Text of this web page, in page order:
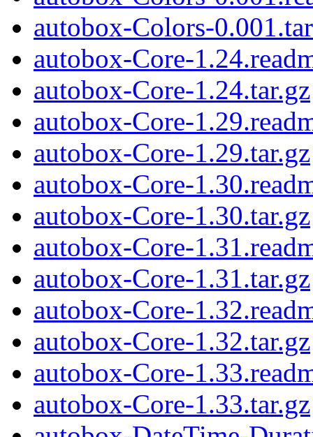
autobox-Colors-
autobox-Core-
autobox-Core-1.24.tar.gz
autobox-Core-
autobox-Core-1.29.tar.gz
autobox-Core-
autobox-Core-1.30.tar.gz
autobox-Core-
autobox-Core-1.31.tar.gz
autobox-Core-
autobox-Core-1.32.tar.gz
autobox-Core-
autobox-Core-1.33.tar.gz